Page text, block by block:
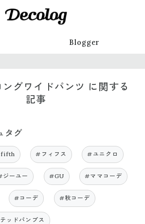
Blogger
グワイドパンツ に関する
記事
タグ
#フィフス #ユニクロ
ジーユー #GU #ママコーデ
#コーデ #秋コーデ
ッドパンプス